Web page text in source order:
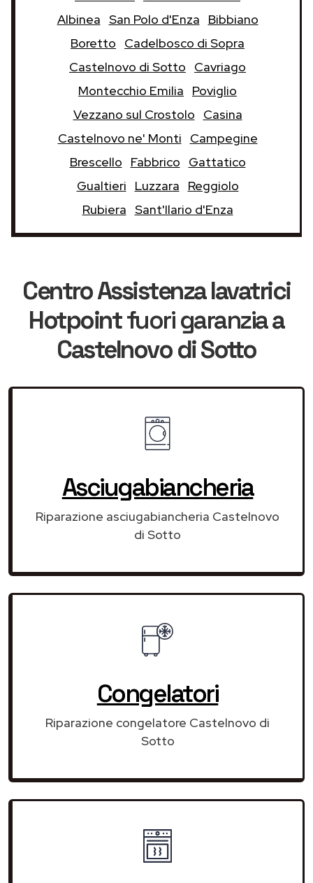
Albinea San Polo d'Enza
Bibbiano
Boretto
Cadelbosco di Sopra
Castelnovo di Sotto
Cavriago
Montecchio Emilia
Poviglio
Vezzano sul Crostolo
Casina
Castelnovo ne' Monti
Campegine
Brescello
Fabbrico
Gattatico
Gualtieri
Luzzara
Reggiolo
Rubiera Sant'Ilario d'Enza
Centro Assistenza lavatrici
Hotpointfuori garanziaa
Castelnovo di Sotto
Asciugabiancheria
Riparazione asciugabiancheria Castelnovo
di Sotto
Congelatori
Riparazione congelatore Castelnovo di
Sotto